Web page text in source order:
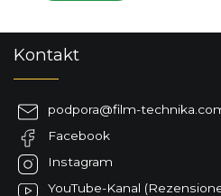
Kontakt
podpora@film-
Facebook
Instagram
YouTube-Kanal